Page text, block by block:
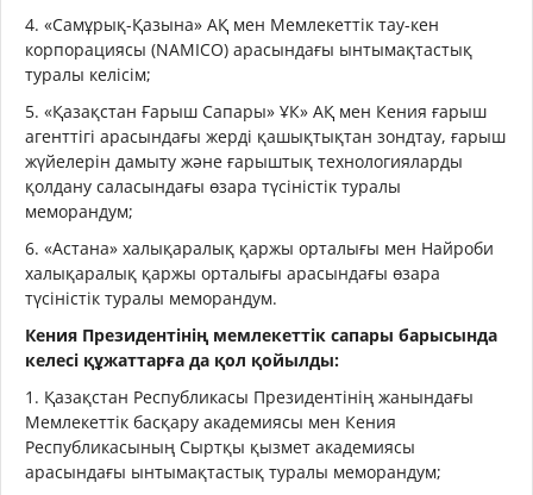
4. «Самұрық-Қазына» АҚ мен Мемлекеттік тау-кен
корпорациясы (NAMICO) арасындағы ынтымақтастық
туралы келісім;
5. «Қазақстан Ғарыш Сапары» ҰК» АҚ мен Кения ғарыш
агенттігі арасындағы жерді қашықтықтан зондтау, ғарыш
жүйелерін дамыту және ғарыштық технологияларды
қолдану саласындағы өзара түсіністік туралы
меморандум;
6. «Астана» халықаралық қаржы орталығы мен Найроби
халықаралық қаржы орталығы арасындағы өзара
түсіністік туралы меморандум.
Кения Президентінің мемлекеттік сапары барысында
келесі құжаттарға да қол қойылды:
1. Қазақстан Республикасы Президентінің жанындағы
Мемлекеттік басқару академиясы мен Кения
Республикасының Сыртқы қызмет академиясы
арасындағы ынтымақтастық туралы меморандум;